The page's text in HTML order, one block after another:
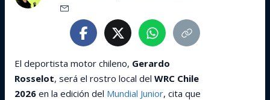
El deportista motor chileno, Gerardo
Rosselot, será el rostro local del WRC Chile
2026 en la edición del Mundial Junior, cita que